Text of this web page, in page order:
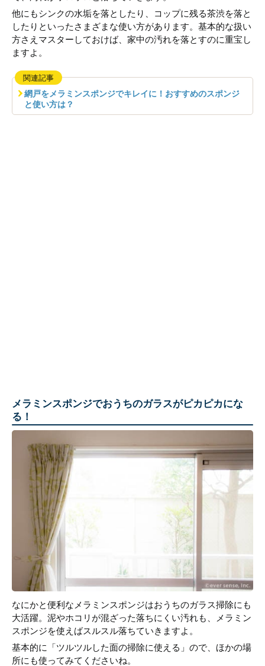
他にもシンクの水垢を落としたり、コップに残る茶渋を落と
したりといったさまざまな使い方があります。基本的な扱い
方さえマスターしておけば、家中の汚れを落とすのに重宝し
ますよ。
関連記事
網戸をメラミンスポンジでキレイに！おすすめのスポンジ
と使い方は？
メラミンスポンジでおうちのガラスがピカピカにな
る！
なにかと便利なメラミンスポンジはおうちのガラス掃除にも
大活躍。泥やホコリが混ざった落ちにくい汚れも、メラミン
スポンジを使えばスルスル落ちていきますよ。
基本的に「ツルツルした面の掃除に使える」ので、ほかの場
所にも使ってみてくださいね。